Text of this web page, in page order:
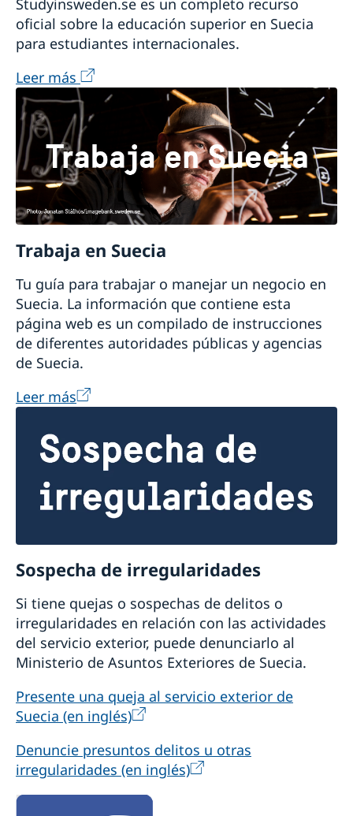
oficial sobre la educación superior en Suecia
para estudiantes internacionales.
Leer más
Trabaja en Suecia
Tu guía para trabajar o manejar un negocio en
Suecia. La información que contiene esta
página web es un compilado de instrucciones
de diferentes autoridades públicas y agencias
de Suecia.
Leer más
Sospecha de irregularidades
Si tiene quejas o sospechas de delitos o
irregularidades en relación con las actividades
del servicio exterior, puede denunciarlo al
Ministerio de Asuntos Exteriores de Suecia.
Presente una queja al servicio exterior de
Suecia (en inglés)
Denuncie presuntos delitos u otras
irregularidades (en inglés)